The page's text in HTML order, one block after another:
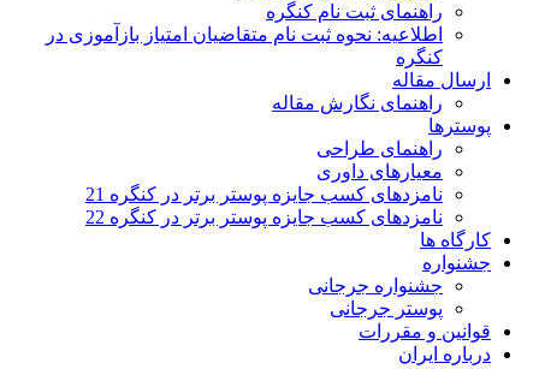
راهنمای ثبت نام کنگره
اطلاعیه: نحوه ثبت نام متقاضیان امتیاز بازآموزی در
کنگره
ارسال مقاله
راهنمای نگارش مقاله
پوسترها
راهنمای طراحی
معیارهای داوری
نامزدهای کسب جایزه پوستر برتر در کنگره 21
نامزدهای کسب جایزه پوستر برتر در کنگره 22
کارگاه ها
جشنواره
جشنواره جرجانی
پوستر جرجانی
قوانین و مقررات
درباره ایران